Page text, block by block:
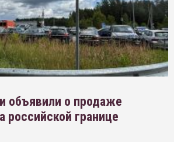
объявили о продаже
российской границе